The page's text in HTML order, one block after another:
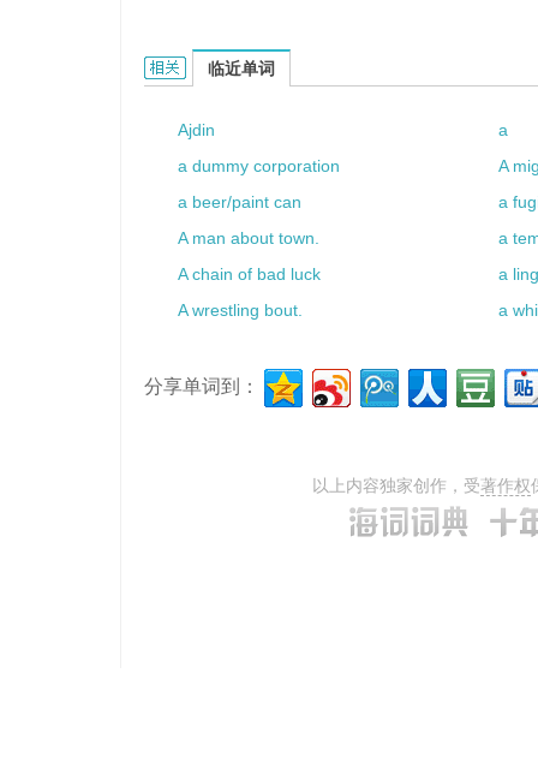
a bad storm的相关资料：
临近单词
Ajdin
a
a dummy corporation
A
a beer/paint can
a
A man about town.
a
A chain of bad luck
a
A wrestling bout.
a
分享单词到：
以上内容独家创作，受著作权